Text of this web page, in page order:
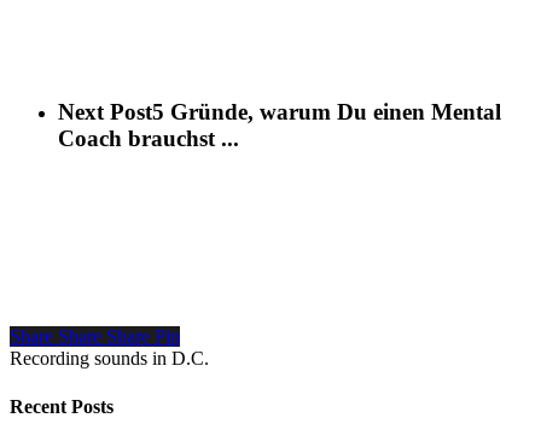
Next Post5 Gründe, warum Du einen Mental
Coach brauchst ...
Share Share Share Pin
Recording sounds in D.C.
Recent Posts